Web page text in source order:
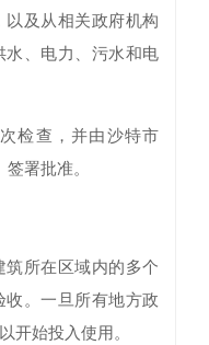
及从相关政府机构
、电力、污水和电
检查，并由沙特市
署批准。
所在区域内的多个
。一旦所有地方政
开始投入使用。